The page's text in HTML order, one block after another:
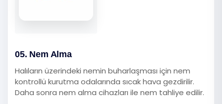
05. Nem Alma
Halıların üzerindeki nemin buharlaşması için nem
kontrollü kurutma odalarında sıcak hava gezdirilir.
Daha sonra nem alma cihazları ile nem tahliye edilir.